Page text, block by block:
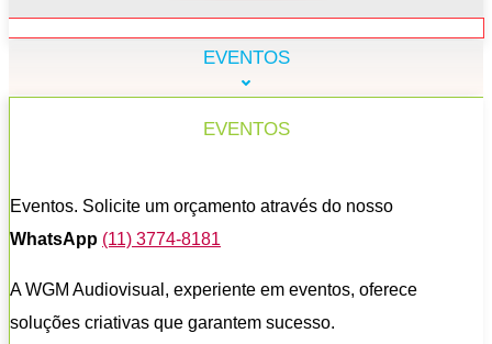
EVENTOS
EVENTOS
Eventos. Solicite um orçamento através do nosso
WhatsApp (11) 3774-8181
A WGM Audiovisual, experiente em eventos, oferece
soluções criativas que garantem sucesso.